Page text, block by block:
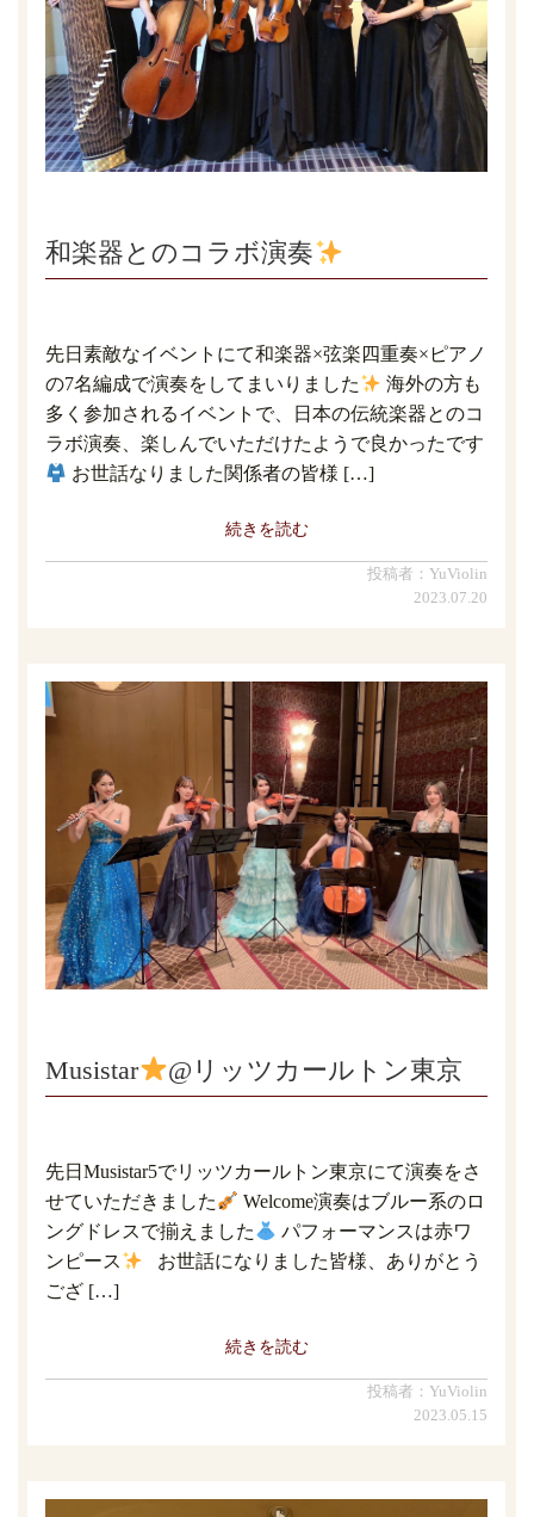
和楽器とのコラボ演奏
先日素敵なイベントにて和楽器×弦楽四重奏×ピアノ
の7名編成で演奏をしてまいりました
海外の方も
多く参加されるイベントで、日本の伝統楽器とのコ
ラボ演奏、楽しんでいただけたようで良かったです
お世話なりました関係者の皆様 […]
続きを読む
投稿者：YuViolin
2023.07.20
Musistar @リッツカールトン東京
先日Musistar5でリッツカールトン東京にて演奏をさ
せていただきました
Welcome演奏はブルー系のロ
ングドレスで揃えました
パフォーマンスは赤ワ
ンピース
お世話になりました皆様、ありがとう
ござ […]
続きを読む
投稿者：YuViolin
2023.05.15